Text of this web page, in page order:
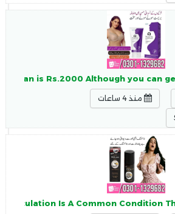
is Rs.2000 Although you can
منذ 4 ساعات
Ejaculation Is A Common Condition